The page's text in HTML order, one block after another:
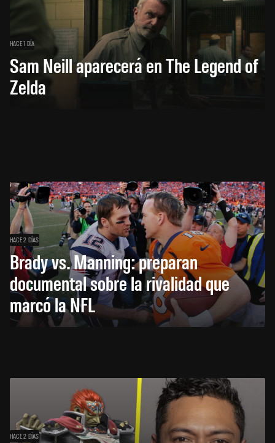
HACE 1 DÍA
Sam Neill aparecerá en The Legend of
Zelda
HACE 2 DÍAS
Brady vs. Manning: preparan
documental sobre la rivalidad que
marcó la NFL
HACE 2 DÍAS